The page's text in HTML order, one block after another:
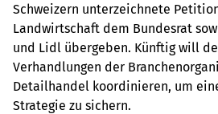
Schweizern unterzeichnete
Landwirtschaft dem Bundesrat
und Lidl übergeben. Künftig will
Verhandlungen der
Detailhandel koordinieren, um
Strategie zu sichern.